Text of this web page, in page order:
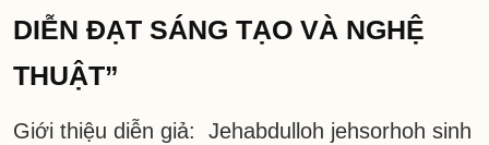
DIỄN ĐẠT SÁNG TẠO VÀ NGHỆ
THUẬT”
Giới thiệu diễn giả: Jehabdulloh jehsorhoh sinh